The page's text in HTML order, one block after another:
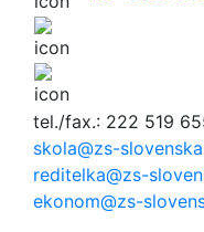
tel./fax.: 222 519
skola@zs-
reditelka@zs-
ekonom@zs-